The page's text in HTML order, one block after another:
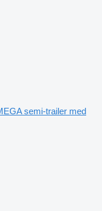
semi-trailer med